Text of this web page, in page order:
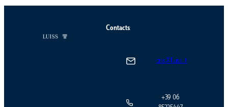
Contacts:
ciss@luiss.it
+39 06